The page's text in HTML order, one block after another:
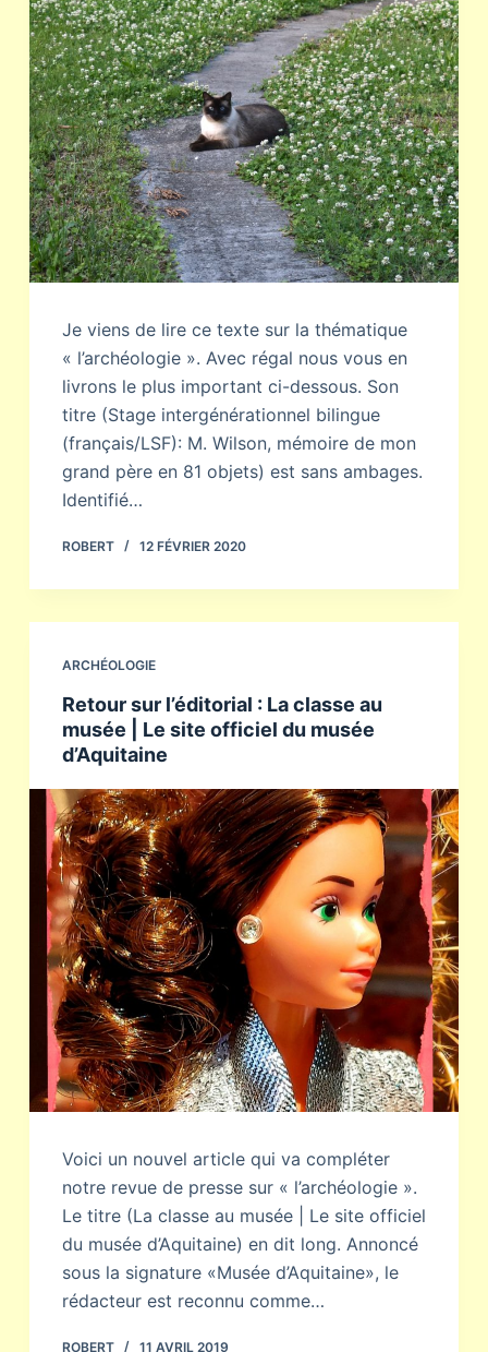
Je viens de lire ce texte sur la thématique
« l’archéologie ». Avec régal nous vous en
livrons le plus important ci-dessous. Son
titre (Stage intergénérationnel bilingue
(français/LSF): M. Wilson, mémoire de mon
grand père en 81 objets) est sans ambages.
Identifié…
ROBERT 12 FÉVRIER 2020
ARCHÉOLOGIE
Retour sur l’éditorial : La classe au
musée | Le site officiel du musée
d’Aquitaine
Voici un nouvel article qui va compléter
notre revue de presse sur « l’archéologie ».
Le titre (La classe au musée | Le site officiel
du musée d’Aquitaine) en dit long. Annoncé
sous la signature «Musée d’Aquitaine», le
rédacteur est reconnu comme…
ROBERT 11 AVRIL 2019